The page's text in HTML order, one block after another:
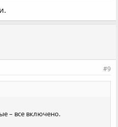
#9
– все включено.